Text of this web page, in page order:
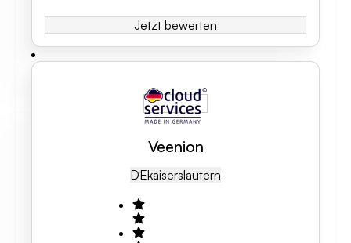
Jetzt bewerten
Veenion
DEKaiserslautern